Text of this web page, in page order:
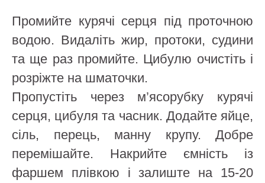
Промийте курячі серця під проточною
водою. Видаліть жир, протоки, судини
та ще раз промийте. Цибулю очистіть і
розріжте на шматочки.
Пропустіть через м’ясорубку курячі
серця, цибуля та часник. Додайте яйце,
сіль, перець, манну крупу. Добре
перемішайте. Накрийте ємність із
фаршем плівкою і залиште на 15-20